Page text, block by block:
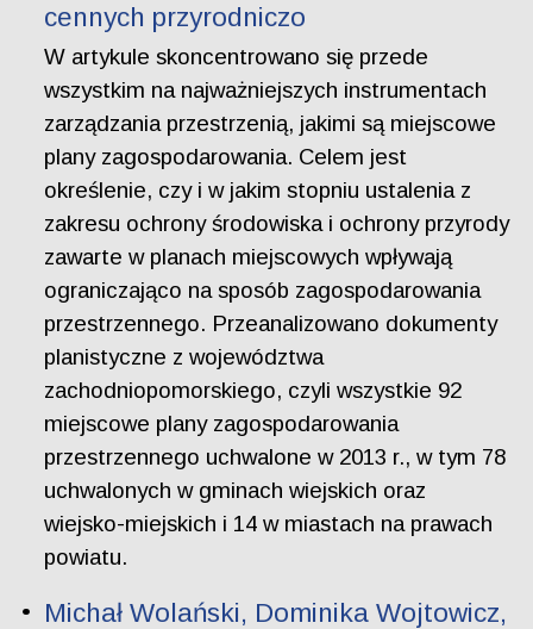
cennych przyrodniczo
W artykule skoncentrowano się przede
wszystkim na najważniejszych instrumentach
zarządzania przestrzenią, jakimi są miejscowe
plany zagospodarowania. Celem jest
określenie, czy i w jakim stopniu ustalenia z
zakresu ochrony środowiska i ochrony przyrody
zawarte w planach miejscowych wpływają
ograniczająco na sposób zagospodarowania
przestrzennego. Przeanalizowano dokumenty
planistyczne z województwa
zachodniopomorskiego, czyli wszystkie 92
miejscowe plany zagospodarowania
przestrzennego uchwalone w 2013 r., w tym 78
uchwalonych w gminach wiejskich oraz
wiejsko-miejskich i 14 w miastach na prawach
powiatu.
Michał Wolański, Dominika Wojtowicz,